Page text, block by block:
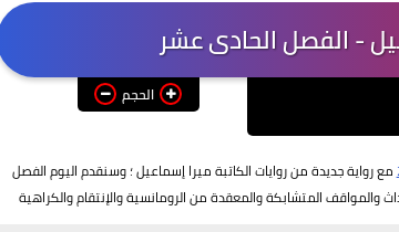
- الفصل الحادى عشر
الحجم
مع رواية جديدة من روايات الكاتبة ميرا إسماعيل ؛ وسنقدم اليوم الفصل
والمواقف المتشابكة والمعقدة من الرومانسية والإنتقام والكراهية